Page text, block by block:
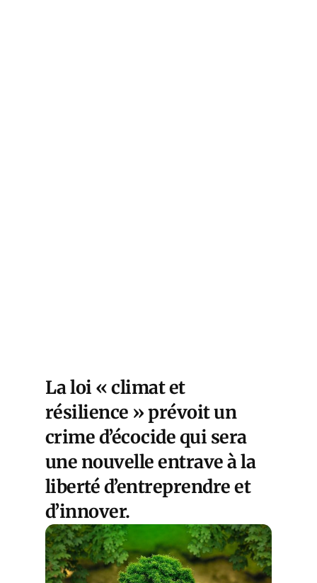
La loi « climat et
résilience » prévoit un
crime d’écocide qui sera
une nouvelle entrave à la
liberté d’entreprendre et
d’innover.